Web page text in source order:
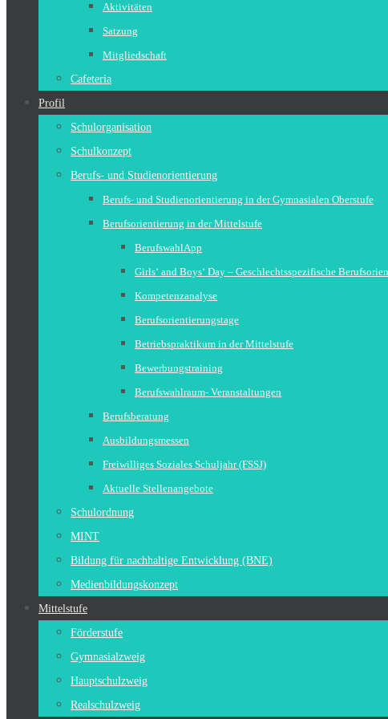
Aktivitäten
Satzung
Mitgliedschaft
Cafeteria
Profil
Schulorganisation
Schulkonzept
Berufs- und Studienorientierung
Berufs- und Studienorientierung in der Gymnasialen Oberstufe
Berufsorientierung in der Mittelstufe
BerufswahlApp
Girls‘ and Boys‘ Day – Geschlechtsspezifische
Kompetenzanalyse
Berufsorientierungstage
Betriebspraktikum in der Mittelstufe
Bewerbungstraining
Berufswahlraum- Veranstaltungen
Berufsberatung
Ausbildungsmessen
Freiwilliges Soziales Schuljahr (FSSJ)
Aktuelle Stellenangebote
Schulordnung
MINT
Bildung für nachhaltige Entwicklung (BNE)
Medienbildungskonzept
Mittelstufe
Förderstufe
Gymnasialzweig
Hauptschulzweig
Realschulzweig